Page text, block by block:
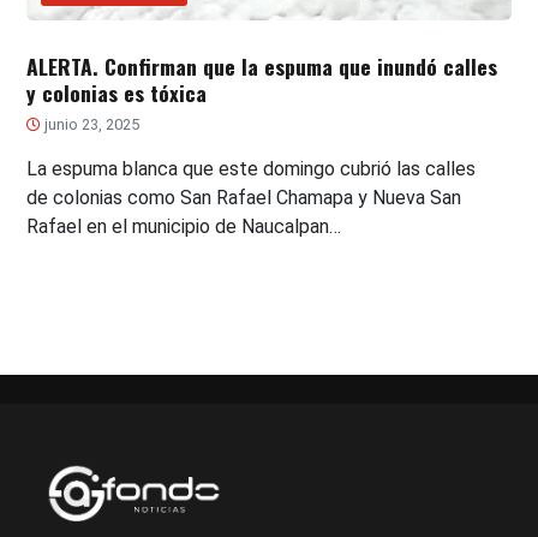
ALERTA. Confirman que la espuma que inundó calles
y colonias es tóxica
junio 23, 2025
La espuma blanca que este domingo cubrió las calles
de colonias como San Rafael Chamapa y Nueva San
Rafael en el municipio de Naucalpan…